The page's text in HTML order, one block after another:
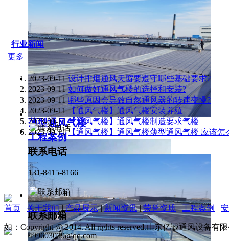
薄型通风气楼
工程案例
行业新闻
更多
2023-09-11 设计排烟通风天窗要遵守哪些基础要求?
2023-09-11 如何做好通风气楼的选择和安装?
2023-09-11 哪些原因会导致自然通风器的转速变慢?
2023-09-11 【通风气楼】通风气楼安装养殖
2023-09-11 【通风气楼】通风气楼制造要求气楼
2023-09-11 【通风气楼】通风气楼薄型通风气楼 应该怎
联系电话
131-8415-8166
联系邮箱
499603039@qq.com
首页 | 关于我们 | 产品展示 | 新闻资讯 | 荣誉资质 | 工程案例 |
如：Copyright @ 2014. All rights reserved.山东亿诚通风设备有